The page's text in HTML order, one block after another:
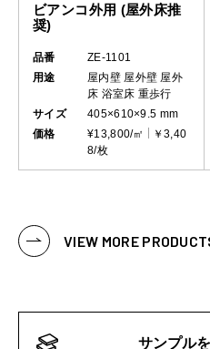
ビアンコ外用 (屋外床推
奨)
品番
ZE-1101
用途
屋内壁 屋外壁 屋外
床 浴室床 重歩行
サイズ
405×610×9.5 mm
価格
¥13,800/㎡
￥3,40
8/枚
VIEW MORE
サンプル